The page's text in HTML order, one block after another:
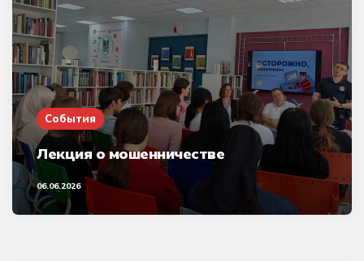
События
Лекция о мошенничестве
06.06.2026